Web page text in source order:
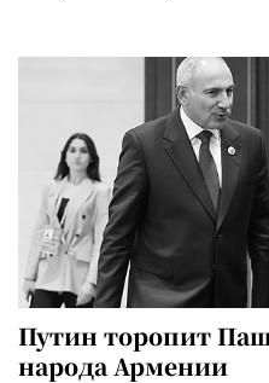
Путин торопит
народа Армении